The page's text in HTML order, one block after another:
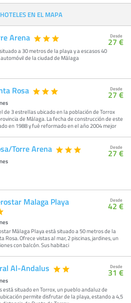
EN EL MAPA
Arena
a 30 metros de la playa y a escasos 40
de la ciudad de Málaga
Desde
27 €
Rosa
de 3 estrellas ubicado en la población de Torrox
de Málaga. La fecha de construcción de este
en 1988 y fué reformado en el año 2004 mejor
Desde
27 €
Torre Arena Desde
27 €
Malaga Playa
Málaga Playa está situado a 50 metros de la
Rosa. Ofrece vistas al mar, 2 piscinas, jardines, un
con balcón. Sus habitaci
Desde
42 €
Al-Andalus
está situado en Torrox, un pueblo andaluz de
permite disfrutar de la playa, estando a 4,5
Desde
31 €